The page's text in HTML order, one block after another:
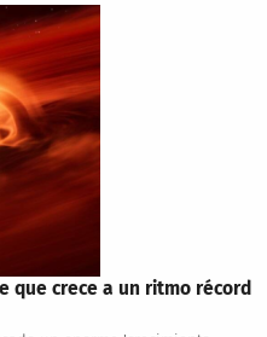
que crece a un ritmo récord